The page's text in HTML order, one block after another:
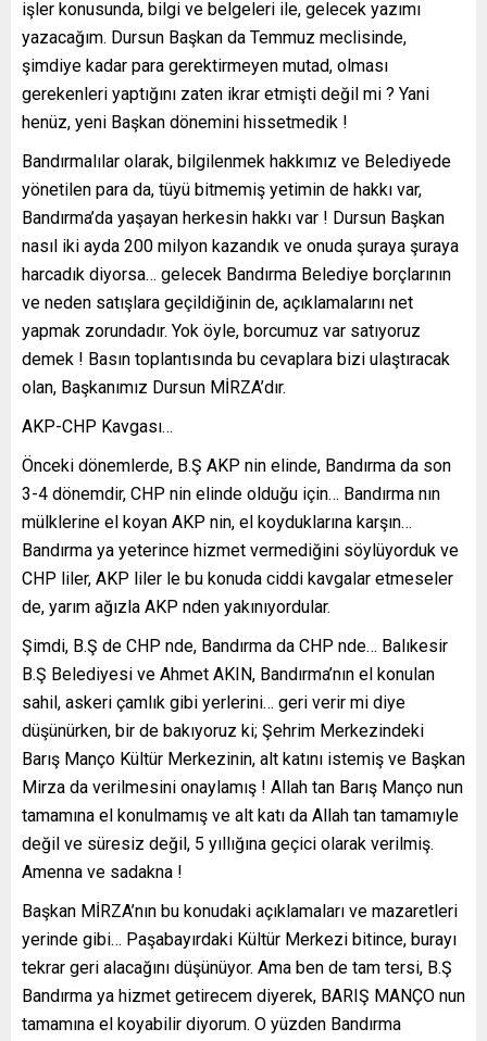
işler konusunda, bilgi ve belgeleri ile, gelecek yazımı
yazacağım. Dursun Başkan da Temmuz meclisinde,
şimdiye kadar para gerektirmeyen mutad, olması
gerekenleri yaptığını zaten ikrar etmişti değil mi ? Yani
henüz, yeni Başkan dönemini hissetmedik !
Bandırmalılar olarak, bilgilenmek hakkımız ve Belediyede
yönetilen para da, tüyü bitmemiş yetimin de hakkı var,
Bandırma’da yaşayan herkesin hakkı var ! Dursun Başkan
nasıl iki ayda 200 milyon kazandık ve onuda şuraya şuraya
harcadık diyorsa… gelecek Bandırma Belediye borçlarının
ve neden satışlara geçildiğinin de, açıklamalarını net
yapmak zorundadır. Yok öyle, borcumuz var satıyoruz
demek ! Basın toplantısında bu cevaplara bizi ulaştıracak
olan, Başkanımız Dursun MİRZA’dır.
AKP-CHP Kavgası…
Önceki dönemlerde, B.Ş AKP nin elinde, Bandırma da son
3-4 dönemdir, CHP nin elinde olduğu için… Bandırma nın
mülklerine el koyan AKP nin, el koyduklarına karşın…
Bandırma ya yeterince hizmet vermediğini söylüyorduk ve
CHP liler, AKP liler le bu konuda ciddi kavgalar etmeseler
de, yarım ağızla AKP nden yakınıyordular.
Şimdi, B.Ş de CHP nde, Bandırma da CHP nde… Balıkesir
B.Ş Belediyesi ve Ahmet AKIN, Bandırma’nın el konulan
sahil, askeri çamlık gibi yerlerini… geri verir mi diye
düşünürken, bir de bakıyoruz ki; Şehrim Merkezindeki
Barış Manço Kültür Merkezinin, alt katını istemiş ve Başkan
Mirza da verilmesini onaylamış ! Allah tan Barış Manço nun
tamamına el konulmamış ve alt katı da Allah tan tamamıyle
değil ve süresiz değil, 5 yıllığına geçici olarak verilmiş.
Amenna ve sadakna !
Başkan MİRZA’nın bu konudaki açıklamaları ve mazaretleri
yerinde gibi… Paşabayırdaki Kültür Merkezi bitince, burayı
tekrar geri alacağını düşünüyor. Ama ben de tam tersi, B.Ş
Bandırma ya hizmet getirecem diyerek, BARIŞ MANÇO nun
tamamına el koyabilir diyorum. O yüzden Bandırma